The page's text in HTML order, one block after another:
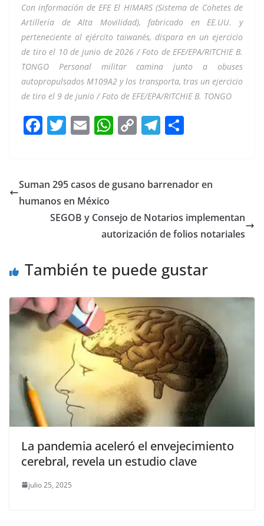
Con información de EFE El HIMARS (Sistema de Cohetes de
Artillería de Alta Movilidad), fabricado en EE.UU. y
perteneciente al ejército taiwanés, dispara en un ejercicio
de tiro el 10 de junio de 2026 / Foto de EFE/EPA/RITCHIE B.
TONGO Personal militar camina junto a obuses
autopropulsados ​​M109A2 y los transporta, tras un ejercicio
de tiro el 9 de junio / Foto de EFE/EPA/RITCHIE B. TONGO
F
e
b
o
T
er
E
l
W
s
p
p
C
y
n
k
T
gr
m
e
Suman 295 casos de gusano barrenador en
humanos en México
SEGOB y Consejo de Notarios implementan
autorización de folios notariales
También te puede gustar
La pandemia aceleró el envejecimiento
cerebral, revela un estudio clave
julio 25, 2025